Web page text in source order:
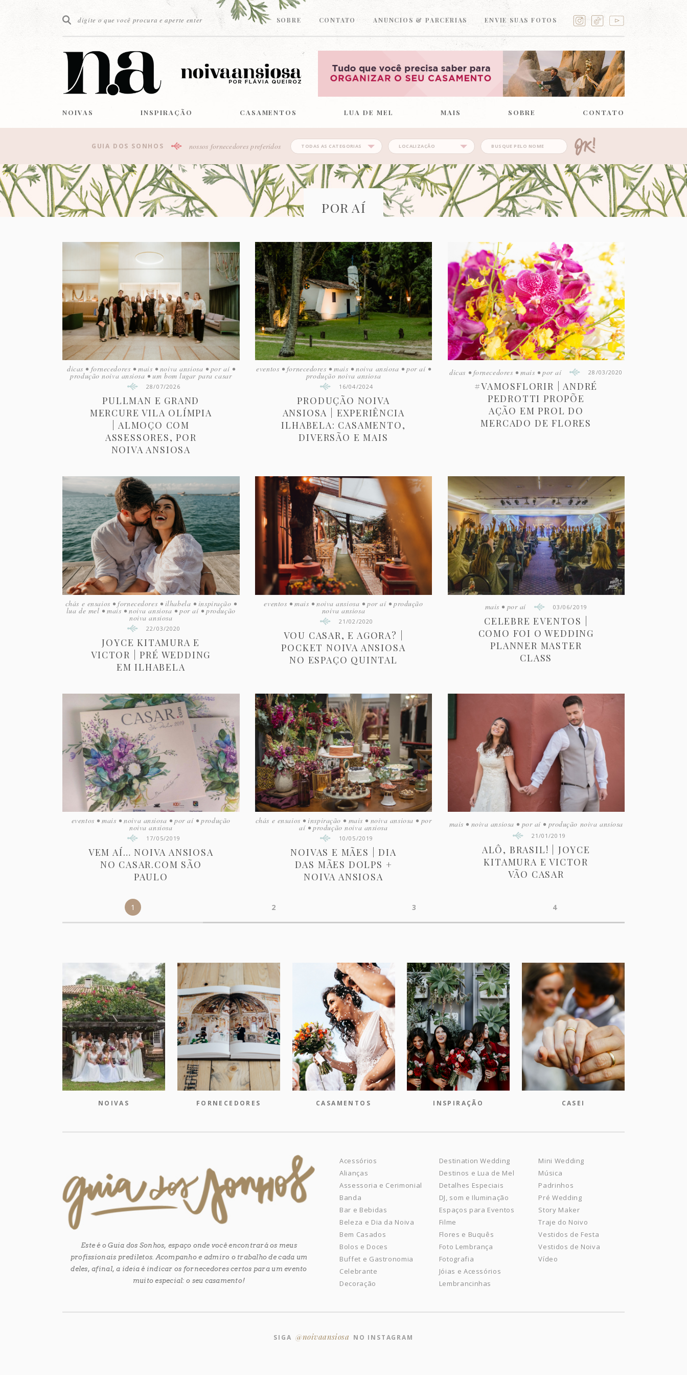
SOBRE CONTATO ANUNCIOS & PARCERIAS ENVIE SUAS FOTOS
NOIVAS INSPIRAÇÃO CASAMENTOS LUA DE MEL MAIS SOBRE CONTATO
GUIA DOS SONHOS nossos fornecedores preferidos
POR AÍ
dicas • fornecedores • mais • noiva ansiosa • por aí •
produção noiva ansiosa • um bom lugar para casar
28/07/2026
PULLMAN E GRAND
MERCURE VILA OLÍMPIA
| ALMOÇO COM
ASSESSORES, POR
NOIVA ANSIOSA
eventos • fornecedores • mais • noiva ansiosa • por aí •
produção noiva ansiosa
16/04/2024
PRODUÇÃO NOIVA
ANSIOSA | EXPERIÊNCIA
ILHABELA: CASAMENTO,
DIVERSÃO E MAIS
dicas • fornecedores • mais • por aí 28/03/2020
#VAMOSFLORIR | ANDRÉ
PEDROTTI PROPÕE
AÇÃO EM PROL DO
MERCADO DE FLORES
chás e ensaios • fornecedores • ilhabela • inspiração •
lua de mel • mais • noiva ansiosa • por aí • produção
noiva ansiosa
22/03/2020
JOYCE KITAMURA E
VICTOR | PRÉ WEDDING
EM ILHABELA
eventos • mais • noiva ansiosa • por aí • produção
noiva ansiosa
21/02/2020
VOU CASAR, E AGORA? |
POCKET NOIVA ANSIOSA
NO ESPAÇO QUINTAL
mais • por aí 03/06/2019
CELEBRE EVENTOS |
COMO FOI O WEDDING
PLANNER MASTER
CLASS
eventos • mais • noiva ansiosa • por aí • produção
noiva ansiosa
17/05/2019
VEM AÍ… NOIVA ANSIOSA
NO CASAR.COM SÃO
PAULO
chás e ensaios • inspiração • mais • noiva ansiosa • por
aí • produção noiva ansiosa
10/05/2019
NOIVAS E MÃES | DIA
DAS MÃES DOLPS +
NOIVA ANSIOSA
mais • noiva ansiosa • por aí • produção noiva ansiosa
21/01/2019
ALÔ, BRASIL! | JOYCE
KITAMURA E VICTOR
VÃO CASAR
1 2 3 4
NOIVAS FORNECEDORES CASAMENTOS INSPIRAÇÃO CASEI
Este é o Guia dos Sonhos, espaço onde você encontrará os meus
profissionais prediletos. Acompanho e admiro o trabalho de cada um
deles, afinal, a ideia é indicar os fornecedores certos para um evento
muito especial: o seu casamento!
Acessórios
Alianças
Assessoria e Cerimonial
Banda
Bar e Bebidas
Beleza e Dia da Noiva
Bem Casados
Bolos e Doces
Buffet e Gastronomia
Celebrante
Decoração
Destination Wedding
Destinos e Lua de Mel
Detalhes Especiais
DJ, som e Iluminação
Espaços para Eventos
Filme
Flores e Buquês
Foto Lembrança
Fotografia
Jóias e Acessórios
Lembrancinhas
Mini Wedding
Música
Padrinhos
Pré Wedding
Story Maker
Traje do Noivo
Vestidos de Festa
Vestidos de Noiva
Vídeo
SIGA @noivaansiosa NO INSTAGRAM